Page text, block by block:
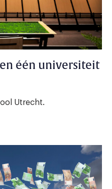
één universiteit
Utrecht.